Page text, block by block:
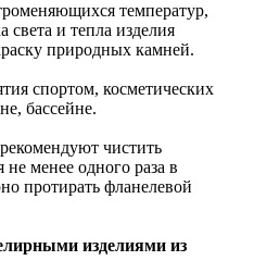
температур,
света и тепла изделия
природных камней.
спортом, косметических
бассейне.
чистить
менее одного раза в
протирать фланелевой
изделиями из